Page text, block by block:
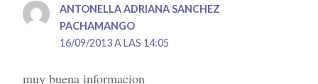
ANTONELLA ADRIANA SANCHEZ
PACHAMANGO
16/09/2013 A LAS 14:05
muy buena informacion